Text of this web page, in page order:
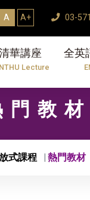
A A+ 03-
華講座
NTHU Lecture
全英
門教材
式課程 熱門教材